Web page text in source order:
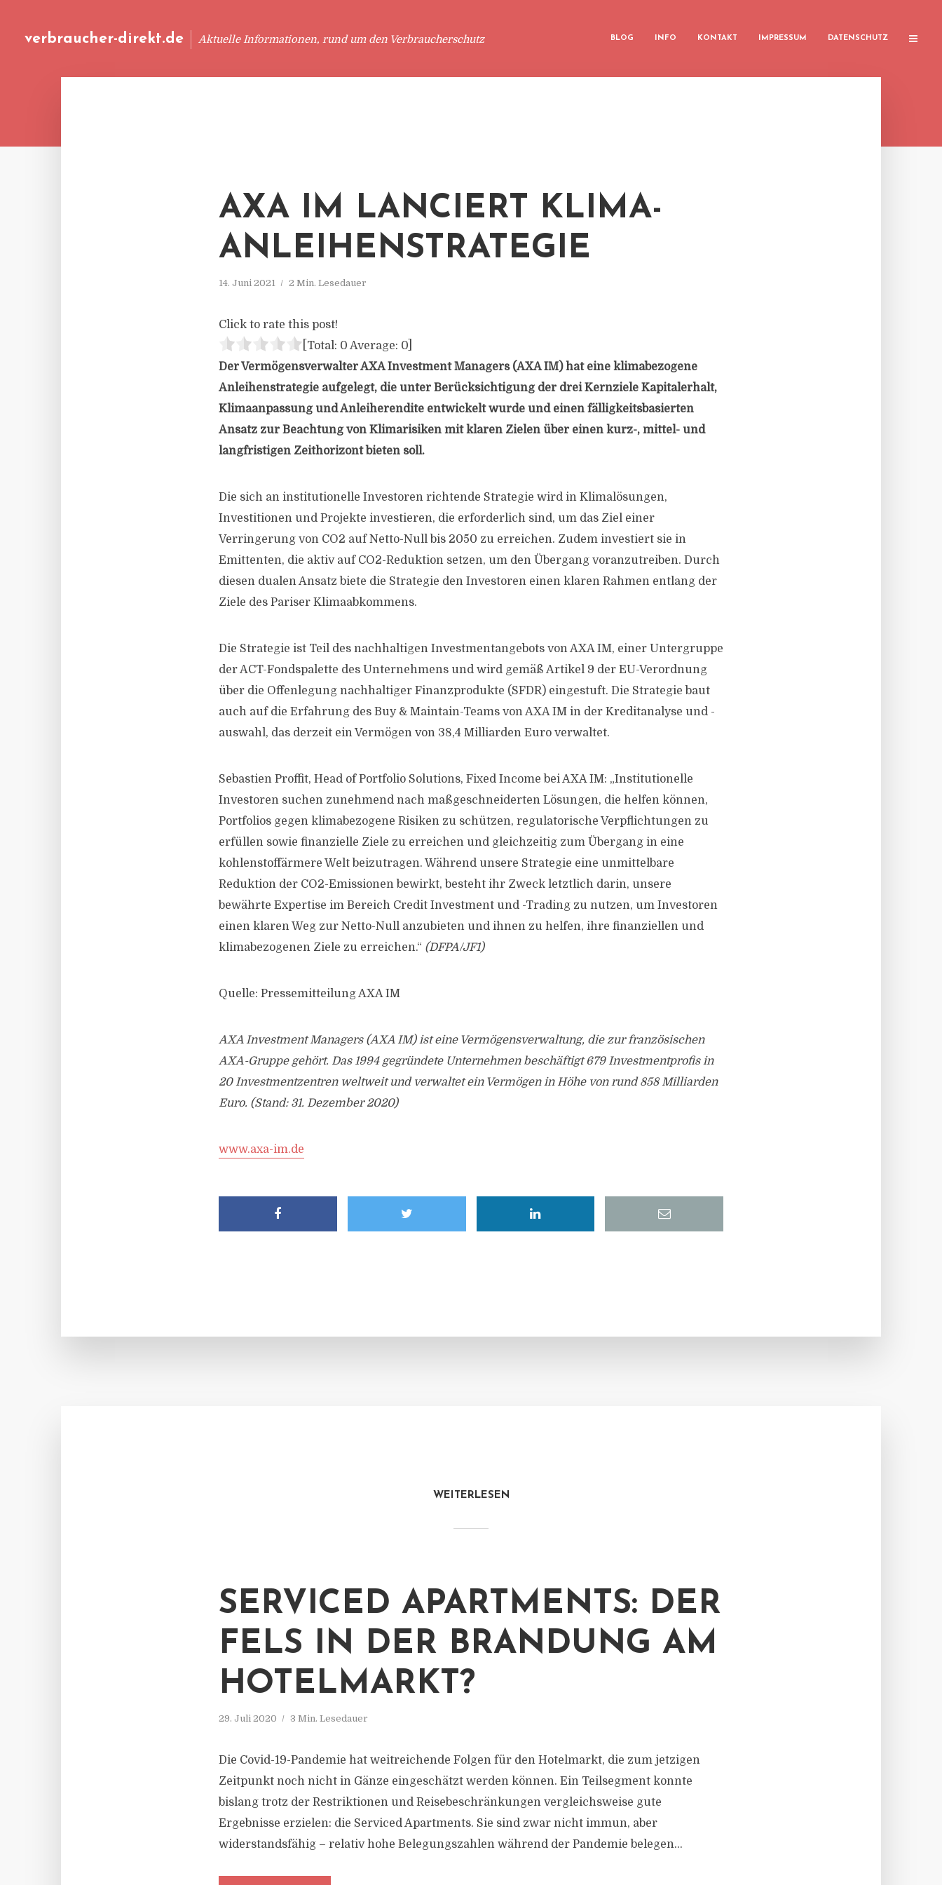
verbraucher-direkt.de Aktuelle Informationen, rund um den Verbraucherschutz BLOG INFO KONTAKT IMPRESSUM DATENSCHUTZ
AXA IM LANCIERT KLIMA-
ANLEIHENSTRATEGIE
14. Juni 2021 2 Min. Lesedauer
Click to rate this post!
[Total: 0 Average: 0
Der Vermögensverwalter AXA Investment Managers (AXA IM) hat eine klimabezogene
Anleihenstrategie aufgelegt, die unter Berücksichtigung der drei Kernziele Kapitalerhalt,
Klimaanpassung und Anleiherendite entwickelt wurde und einen fälligkeitsbasierten
Ansatz zur Beachtung von Klimarisiken mit klaren Zielen über einen kurz-, mittel- und
langfristigen Zeithorizont bieten soll.
Die sich an institutionelle Investoren richtende Strategie wird in Klimalösungen,
Investitionen und Projekte investieren, die erforderlich sind, um das Ziel einer
Verringerung von CO2 auf Netto-Null bis 2050 zu erreichen. Zudem investiert sie in
Emittenten, die aktiv auf CO2-Reduktion setzen, um den Übergang voranzutreiben. Durch
diesen dualen Ansatz biete die Strategie den Investoren einen klaren Rahmen entlang der
Ziele des Pariser Klimaabkommens.
Die Strategie ist Teil des nachhaltigen Investmentangebots von AXA IM, einer Untergruppe
der ACT-Fondspalette des Unternehmens und wird gemäß Artikel 9 der EU-Verordnung
über die Offenlegung nachhaltiger Finanzprodukte (SFDR) eingestuft. Die Strategie baut
auch auf die Erfahrung des Buy & Maintain-Teams von AXA IM in der Kreditanalyse und -
auswahl, das derzeit ein Vermögen von 38,4 Milliarden Euro verwaltet.
Sebastien Proffit, Head of Portfolio Solutions, Fixed Income bei AXA IM: „Institutionelle
Investoren suchen zunehmend nach maßgeschneiderten Lösungen, die helfen können,
Portfolios gegen klimabezogene Risiken zu schützen, regulatorische Verpflichtungen zu
erfüllen sowie finanzielle Ziele zu erreichen und gleichzeitig zum Übergang in eine
kohlenstoffärmere Welt beizutragen. Während unsere Strategie eine unmittelbare
Reduktion der CO2-Emissionen bewirkt, besteht ihr Zweck letztlich darin, unsere
bewährte Expertise im Bereich Credit Investment und -Trading zu nutzen, um Investoren
einen klaren Weg zur Netto-Null anzubieten und ihnen zu helfen, ihre finanziellen und
klimabezogenen Ziele zu erreichen.“ (DFPA/JF1)
Quelle: Pressemitteilung AXA IM
AXA Investment Managers (AXA IM) ist eine Vermögensverwaltung, die zur französischen
AXA-Gruppe gehört. Das 1994 gegründete Unternehmen beschäftigt 679 Investmentprofis in
20 Investmentzentren weltweit und verwaltet ein Vermögen in Höhe von rund 858 Milliarden
Euro. (Stand: 31. Dezember 2020)
www.axa-im.de
WEITERLESEN
SERVICED APARTMENTS: DER
FELS IN DER BRANDUNG AM
HOTELMARKT?
29. Juli 2020 3 Min. Lesedauer
Die Covid-19-Pandemie hat weitreichende Folgen für den Hotelmarkt, die zum jetzigen
Zeitpunkt noch nicht in Gänze eingeschätzt werden können. Ein Teilsegment konnte
bislang trotz der Restriktionen und Reisebeschränkungen vergleichsweise gute
Ergebnisse erzielen: die Serviced Apartments. Sie sind zwar nicht immun, aber
widerstandsfähig – relativ hohe Belegungszahlen während der Pandemie belegen...